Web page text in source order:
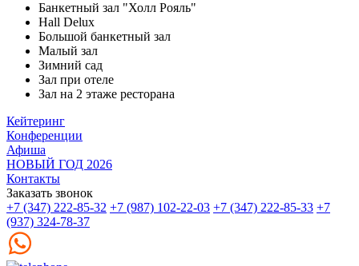
Банкетный зал "Холл Рояль"
Hall Delux
Большой банкетный зал
Малый зал
Зимний сад
Зал при отеле
Зал на 2 этаже ресторана
Кейтеринг
Конференции
Афиша
НОВЫЙ ГОД 2026
Контакты
Заказать звонок
+7 (347) 222-85-32 +7 (987) 102-22-03 +7 (347) 222-85-33 +7
(937) 324-78-37